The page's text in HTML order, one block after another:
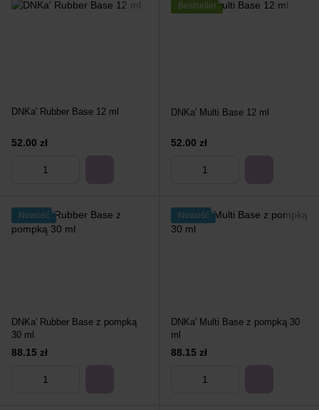
DNKa' Rubber Base 12 ml
52.00 zł
Bestseller
DNKa' Multi Base 12 ml
52.00 zł
Nowość
DNKa' Rubber Base z pompką
30 ml
88.15 zł
Nowość
DNKa' Multi Base z pompką 30
ml
88.15 zł